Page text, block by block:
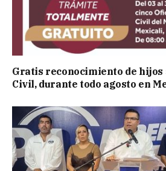
Gratis reconocimiento de
Civil, durante todo agosto en